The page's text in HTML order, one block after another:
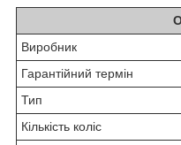
Виробник
Гарантійний термін
Тип
Кількість коліс